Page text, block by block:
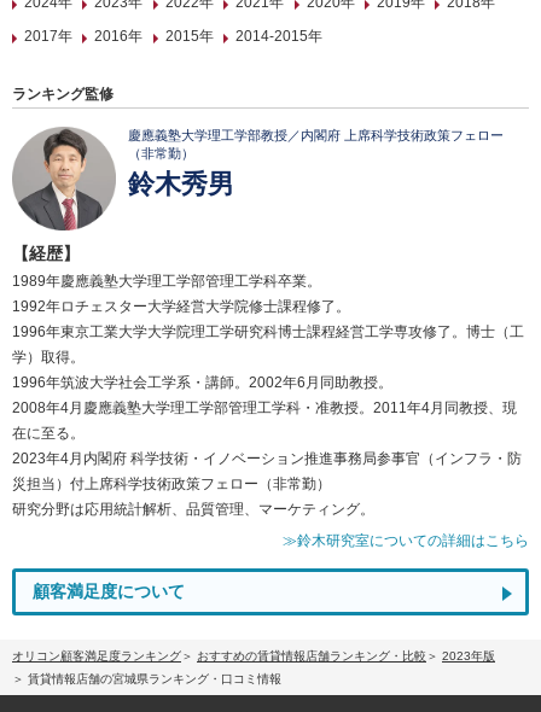
2017年
2016年 2015年 2014-2015年
ランキング監修
慶應義塾大学理工学部教授／内閣府 上席科学技術政策フェロー
（非常勤）
鈴木秀男
【経歴】
1989年慶應義塾大学理工学部管理工学科卒業。
1992年ロチェスター大学経営大学院修士課程修了。
1996年東京工業大学大学院理工学研究科博士課程経営工学専攻修了。博士（工
学）取得。
1996年筑波大学社会工学系・講師。2002年6月同助教授。
2008年4月慶應義塾大学理工学部管理工学科・准教授。2011年4月同教授、現
在に至る。
2023年4月内閣府 科学技術・イノベーション推進事務局参事官（インフラ・防
災担当）付上席科学技術政策フェロー（非常勤）
研究分野は応用統計解析、品質管理、マーケティング。
≫鈴木研究室についての詳細はこちら
顧客満足度について
オリコン顧客満足度ランキング おすすめの賃貸情報店舗ランキング・比較
2023年版
賃貸情報店舗の宮城県ランキング・口コミ情報